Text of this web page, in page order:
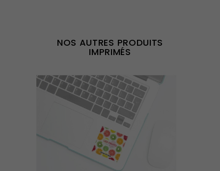
NOS AUTRES PRODUITS
IMPRIMÉS